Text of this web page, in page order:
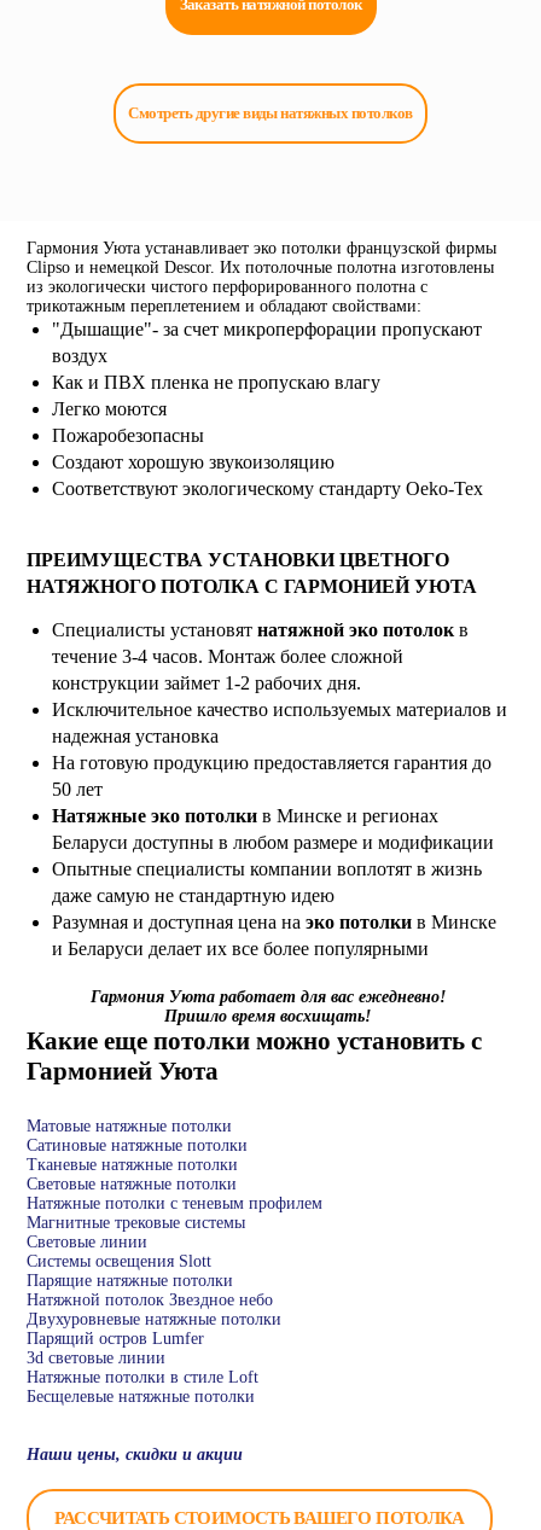
Заказать натяжной потолок
Смотреть другие виды натяжных потолков
Гармония Уюта устанавливает эко потолки французской фирмы
Clipso и немецкой Descor. Их потолочные полотна изготовлены
из экологически чистого перфорированного полотна с
трикотажным переплетением и обладают свойствами:
"Дышащие"- за счет микроперфорации пропускают
воздух
Как и ПВХ пленка не пропускаю влагу
Легко моются
Пожаробезопасны
Создают хорошую звукоизоляцию
Соответствуют экологическому стандарту Oeko-Tex
ПРЕИМУЩЕСТВА УСТАНОВКИ ЦВЕТНОГО
НАТЯЖНОГО ПОТОЛКА С ГАРМОНИЕЙ УЮТА
Специалисты установятнатяжной эко потолок в
течение 3-4 часов. Монтаж более сложной
конструкции займет 1-2 рабочих дня.
Исключительное качество используемых материалов и
надежная установка
На готовую продукцию предоставляется гарантия до
50 лет
Натяжные эко потолки в Минске и регионах
Беларуси доступны в любом размере и модификации
Опытные специалисты компании воплотят в жизнь
даже самую не стандартную идею
Разумная и доступная цена наэко потолки в Минске
и Беларуси делает их все более популярными
Гармония Уюта работает для вас ежедневно!
Пришло время восхищать!
Какие еще потолки можно установить с
Гармонией Уюта
Матовые натяжные потолки
Сатиновые натяжные потолки
Тканевые натяжные потолки
Световые натяжные потолки
Натяжные потолки с теневым профилем
Магнитные трековые системы
Световые линии
Системы освещения Slott
Парящие натяжные потолки
Натяжной потолок Звездное небо
Двухуровневые натяжные потолки
Парящий остров Lumfer
3d световые линии
Натяжные потолки в стиле Loft
Бесщелевые натяжные потолки
Наши цены, скидки и акции
РАССЧИТАТЬ СТОИМОСТЬ ВАШЕГО ПОТОЛКА